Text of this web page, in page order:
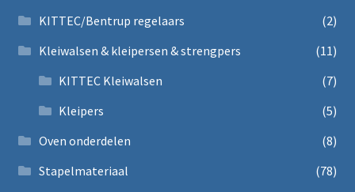
KITTEC/Bentrup regelaars
(2)
Kleiwalsen & kleipersen & strengpers
(11)
KITTEC Kleiwalsen
(7)
Kleipers
(5)
Oven onderdelen
(8)
Stapelmateriaal
(78)